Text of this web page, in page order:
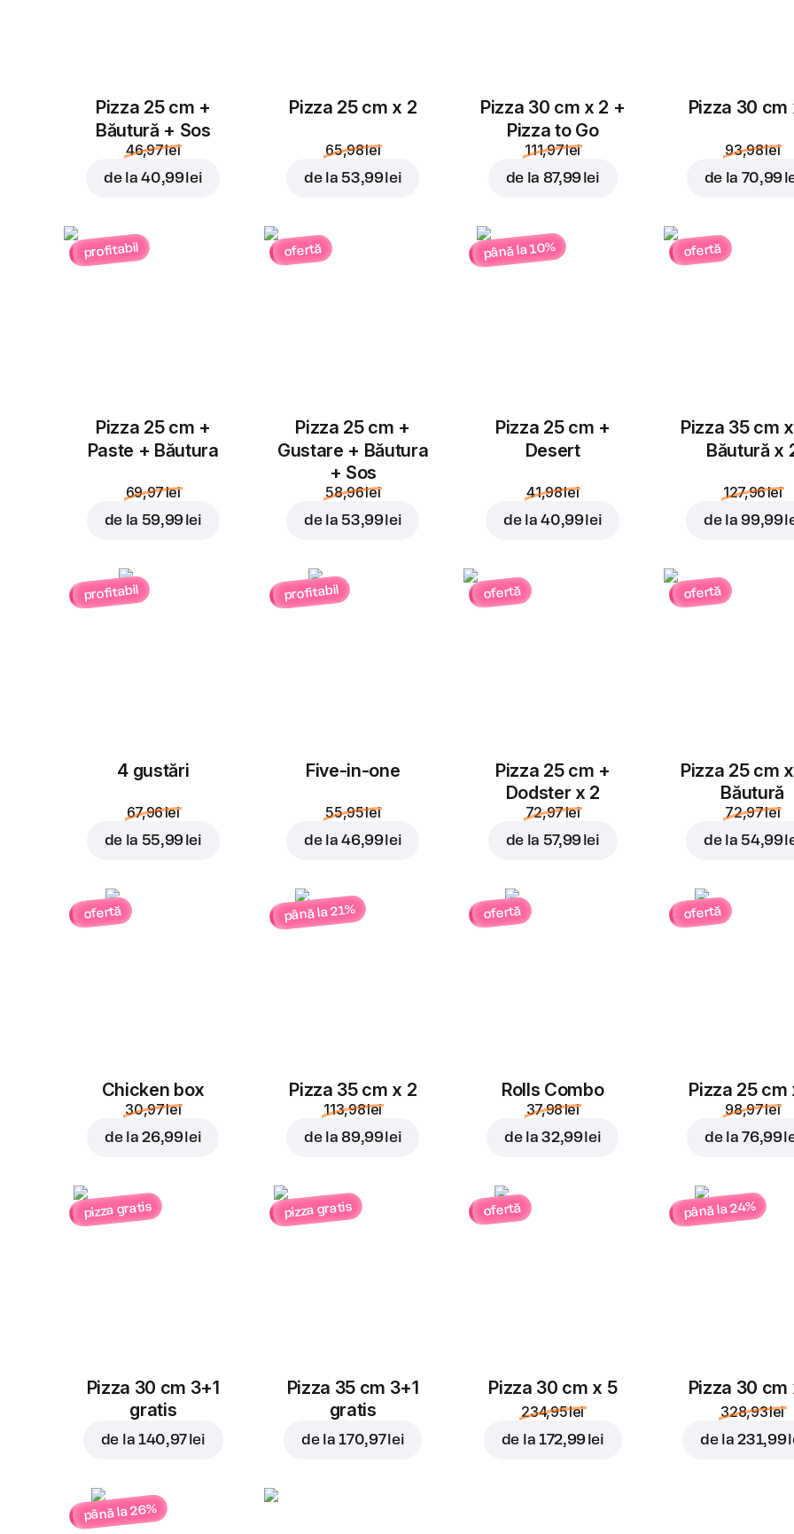
Pizza 25 cm +
Băutură + Sos
46,97 lei
de la40,99 lei
Pizza 25 cm x 2
65,98 lei
de la 53,99 lei
Pizza 30 cm x 2 +
Pizza to Go
111,97 lei
de la 87,99 lei
Pizza 30 cm
93,98 lei
de la 70,99
profitabil
Pizza 25 cm +
Paste + Băutura
69,97 lei
de la 59,99 lei
ofertă
Pizza 25 cm +
Gustare + Băutura
+ Sos
58,96 lei
de la 53,99 lei
până la 10%
Pizza 25 cm +
Desert
41,98 lei
de la40,99 lei
ofertă
Pizza 35 cm
Băutură x
127,96 lei
de la 99,99
profitabil
4 gustări
67,96 lei
de la 55,99 lei
profitabil
Five-in-one
55,95 lei
de la46,99 lei
ofertă
Pizza 25 cm +
Dodster x 2
72,97 lei
de la 57,99 lei
ofertă
Pizza 25 cm
Băutură
72,97 lei
de la 54,99
ofertă
Chicken box
30,97 lei
de la26,99 lei
până la 21%
Pizza 35 cm x 2
113,98 lei
de la 89,99 lei
ofertă
Rolls Combo
37,98 lei
de la32,99 lei
ofertă
Pizza 25 cm
98,97 lei
de la76,99
pizza gratis
Pizza 30 cm 3+1
gratis
de la 140,97 lei
pizza gratis
Pizza 35 cm 3+1
gratis
de la170,97 lei
ofertă
Pizza 30 cm x 5
234,95 lei
de la 172,99 lei
până la 24%
Pizza 30 cm
328,93 lei
de la231,99
până la 26%